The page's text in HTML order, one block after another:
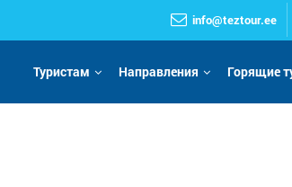
info@teztour.ee
Туристам Направления Горящие